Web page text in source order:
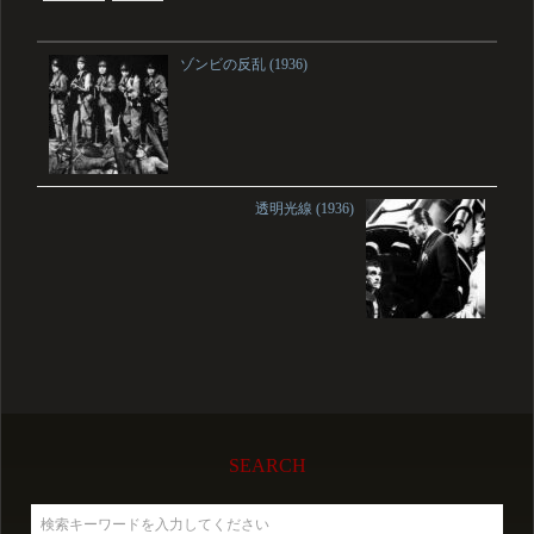
ゾンビの反乱 (1936)
透明光線 (1936)
SEARCH